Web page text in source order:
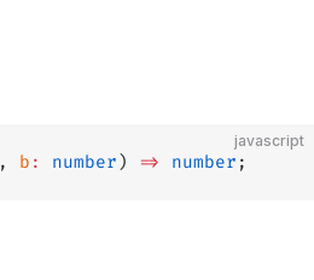
javascript
, b : number ) => number ;